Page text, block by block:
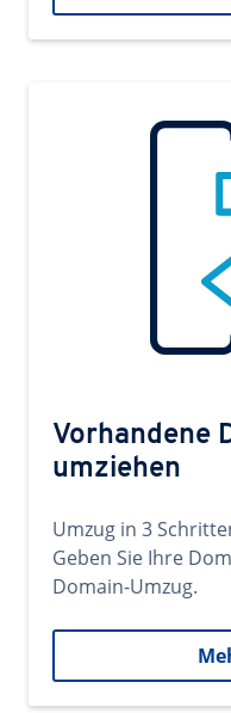
Vorhandene
umziehen
Umzug in 3
Geben Sie Ihre
Domain-Umzug.